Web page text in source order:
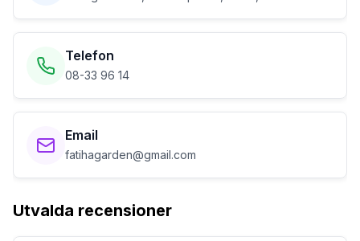
Telefon
08-33 96 14
Email
fatihagarden@gmail.com
Utvalda recensioner